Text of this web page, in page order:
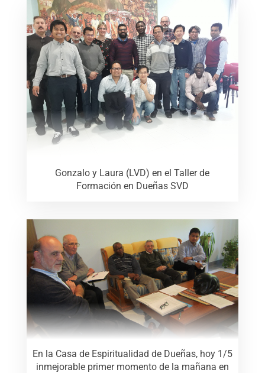
Gonzalo y Laura (LVD) en el Taller de
Formación en Dueñas SVD
En la Casa de Espiritualidad de Dueñas, hoy 1/5
inmejorable primer momento de la mañana en